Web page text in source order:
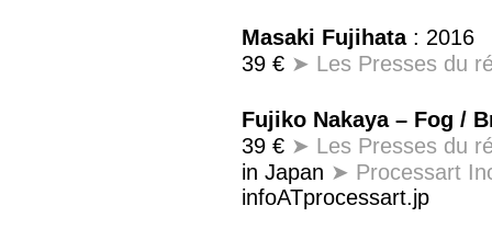
Masaki Fujihata : 2016
39 € ➤ Les Presses du
Fujiko Nakaya – Fog /
39 € ➤ Les Presses du
in Japan ➤ Processart
infoATprocessart.jp